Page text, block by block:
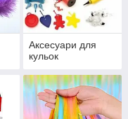
Аксесуари для
кульок